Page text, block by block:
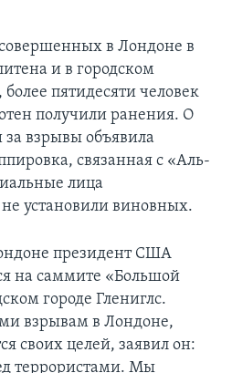
совершенных в Лондоне в
и в городском
пятидесяти человек
получили ранения. О
за взрывы объявила
связанная с «Аль-
лица
установили виновных.
президент США
на саммите «Большой
городе Глениглс.
взрывам в Лондоне,
своих целей, заявил он:
террористами. Мы